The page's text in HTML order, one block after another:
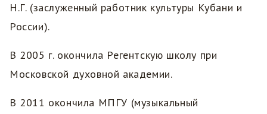
Н.Г. (заслуженный работник культуры Кубани и
России).
В 2005 г. окончила Регентскую школу при
Московской духовной академии.
В 2011 окончила МПГУ (музыкальный